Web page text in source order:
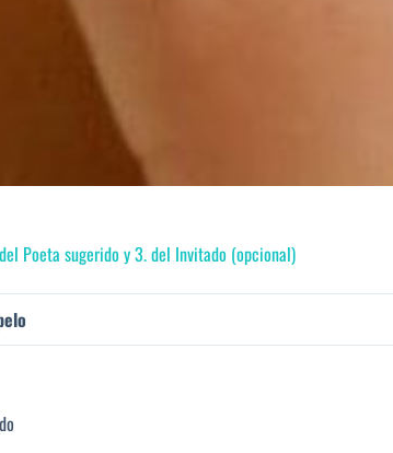
Poeta sugerido y 3. del Invitado (opcional)